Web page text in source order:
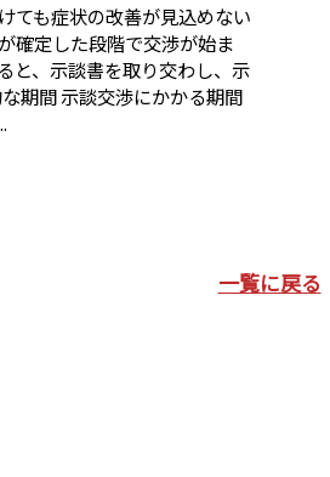
ても症状の改善が見込めない
確定した段階で交渉が始ま
と、示談書を取り交わし、示
期間 示談交渉にかかる期間
一覧に戻る